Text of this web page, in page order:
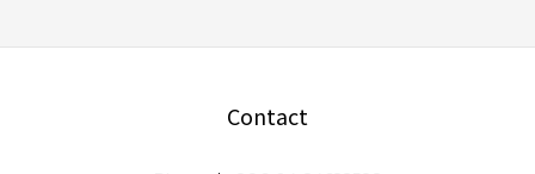
Contact